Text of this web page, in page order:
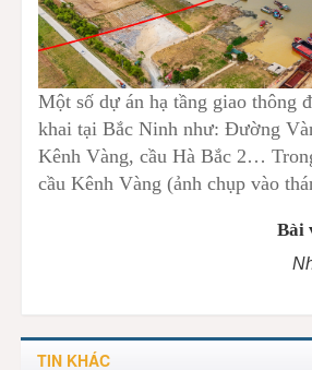
Một số dự án hạ tầng giao thông
khai tại Bắc Ninh như: Đường
Kênh Vàng, cầu Hà Bắc 2…
cầu Kênh Vàng (ảnh chụp vào
Bài
TIN KHÁC